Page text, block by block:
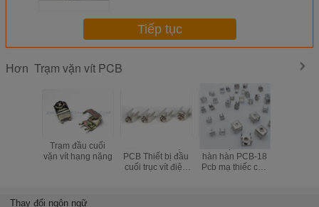
Tiếp tục
Hơn Trạm vặn vít PCB
Trạm đầu cuối
vặn vít hạng nặng
PCB Thiết bị đầu
cuối trục vít điện
Thiết bị đầu cuối
hàn hàn PCB-18
Pcb mạ thiếc cho
Thay đổi ngôn ngữ